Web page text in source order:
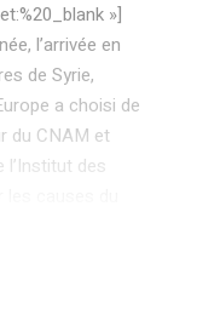
»]
l’arrivée en
de Syrie,
a choisi de
du CNAM et
l’Institut des